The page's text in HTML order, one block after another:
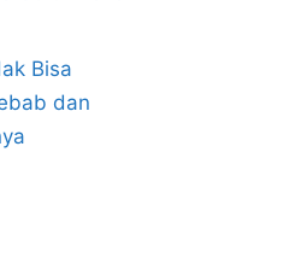
Bisa
dan